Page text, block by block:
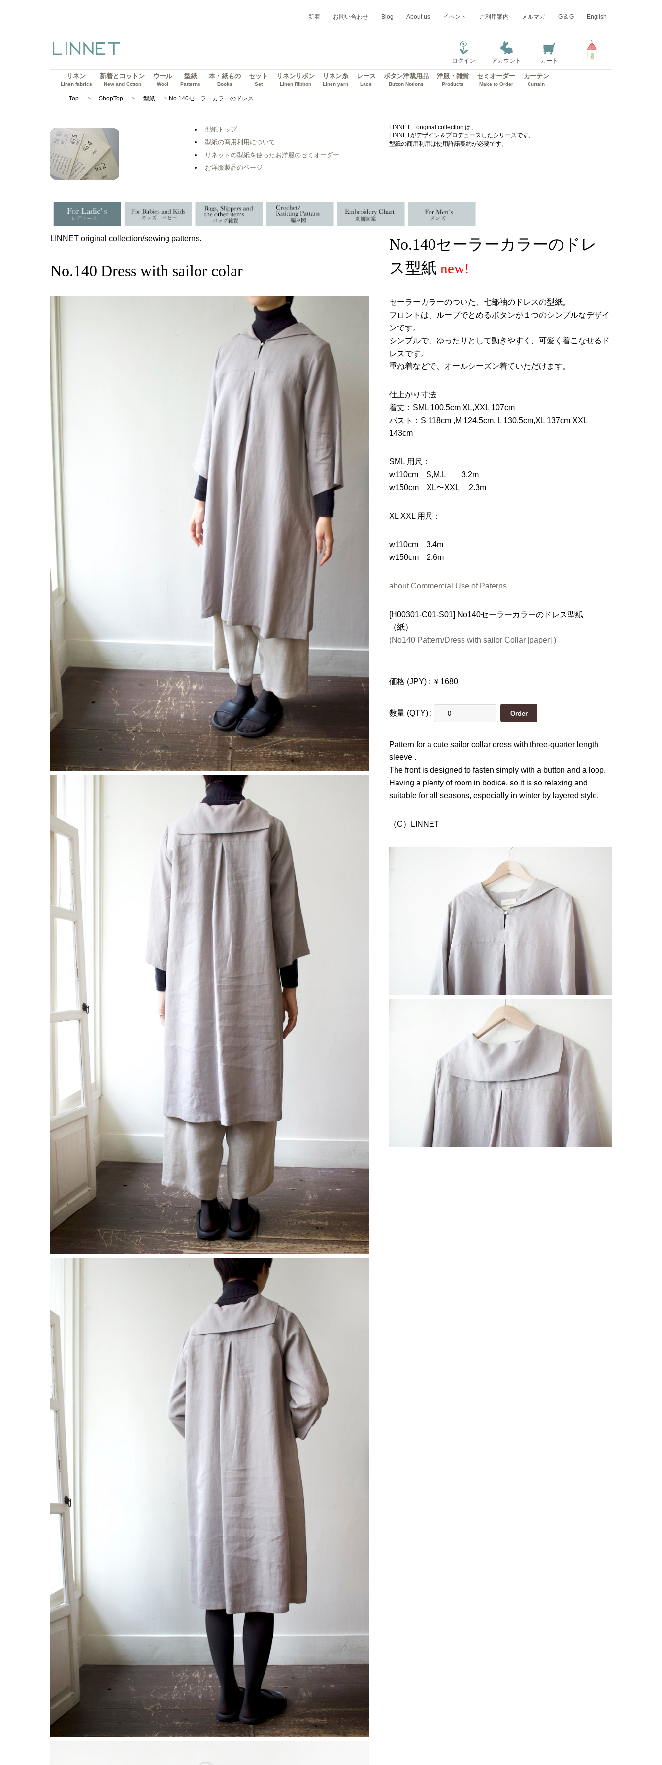
English
G & G
メルマガ
ご利用案内
イベント
About us
Blog
お問い合わせ
新着
ログイン アカウント カート
リネン
Linen fabrics
新着とコットン
New and Cotton
ウール
Wool
型紙
Patterns
本・紙もの
Books
セット
Set
リネンリボン
Linen Ribbon
リネン糸
Linen yarn
レース
Lace
ボタン洋裁用品
Button Notions
洋服・雑貨
Products
セミオーダー
Make to Order
カーテン
Curtain
Top ShopTop 型紙 No.140セーラーカラーのドレス
型紙トップ
型紙の商用利用について
リネットの型紙を使ったお洋服のセミオーダー
お洋服製品のページ
LINNET original collection は、
LINNETがデザイン＆プロデュースしたシリーズです。
型紙の商用利用は使用許諾契約が必要です。
LINNET original collection/sewing patterns.
No.140 Dress with sailor colar
No.140セーラーカラーのドレ
ス型紙
セーラーカラーのついた、七部袖のドレスの型紙。
フロントは、ループでとめるボタンが１つのシンプルなデザイ
ンです。
シンプルで、ゆったりとして動きやすく、可愛く着こなせるド
レスです。
重ね着などで、オールシーズン着ていただけます。
仕上がり寸法
着丈：SML 100.5cm XL,XXL 107cm
バスト：S 118cm ,M 124.5cm, L 130.5cm,XL 137cm XXL
143cm
SML 用尺：
w110cm S,M,L 3.2m
w150cm XL〜XXL 2.3m
XL XXL 用尺：
w110cm 3.4m
w150cm 2.6m
about Commercial Use of Paterns
[H00301-C01-S01] No140セーラーカラーのドレス型紙
（紙）
(No140 Pattern/Dress with sailor Collar [paper] )
価格 (JPY) : ￥1680
数量 (QTY) :
Pattern for a cute sailor collar dress with three-quarter length
sleeve .
The front is designed to fasten simply with a button and a loop.
Having a plenty of room in bodice, so it is so relaxing and
suitable for all seasons, especially in winter by layered style.
（C）LINNET